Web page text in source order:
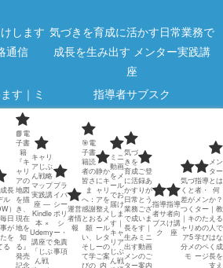
します
通信
気づきを育成に活かす日常業務で
成長を生み出す メンター実践講
座
す｜ミ
指導者サブスク
気づくと差がつく｜キャリア5分
メモ
学びの メンターとは何か？｜教える人で
はなく成長を支える人
ンター
法
指導者も成長し続ける｜日常業務
で人を育てる力を磨くために
長
ル
）
日
が
を
る
📘電
子書
籍
『キ
ャリ
アの
地図
を描
き、
現在
地を
知
る』
発売
記念
キャリ
アじぶ
ん戦略
マップ
実践講
座 ―
Kindle
本 ×
Udemy
講座で
「じぶ
ん戦
プラ
イバ
シー
ポリ
シ
ー・
免責
事項
運営
者情
報
🎯電
子書
籍読
者の
皆さ
ま
へ：
感謝
とお
願
い、
そし
て学
びの
静か
にキ
ャリ
アを
整え
るメ
ール
レタ
ーの
ご案
内
ミニ
動画
をメ
ール
でお
届け
しま
す｜
キャ
リア
じぶ
ん戦
気づ
きを
育成
に活
かす
日常
業務
で成
長を
生み
出す
メン
ター
ご登
録あ
りが
とう
ござ
いま
す｜
ミニ
動画
のご
案内
指導
者サ
ブス
ク
指導
者向
け講
座
気づ
くと
差が
つく
｜キ
ャリ
ア5
分メ
モ
指導
者・
メン
ター
のた
めの
学び
のペ
ージ
メン
ター
とは
何
か？
｜教
える
人で
はな
く成
長を
支え